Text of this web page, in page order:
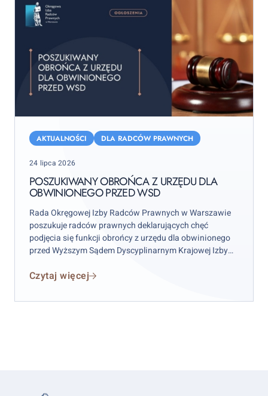
obrońca
urzędu
obwinionego
przed
WSD
AKTUALNOŚCI DLA RADCÓW PRAWNYCH
Posted
24 lipca 2026
POSZUKIWANY OBROŃCA Z URZĘDU DLA
OBWINIONEGO PRZED WSD
Rada Okręgowej Izby Radców Prawnych w Warszawie
poszukuje radców prawnych deklarujących chęć
podjęcia się funkcji obrońcy z urzędu dla obwinionego
przed Wyższym Sądem Dyscyplinarnym Krajowej Izby
imieniu obwinionego kasacji do Sądu Najwyższego.
Czytaj więcej